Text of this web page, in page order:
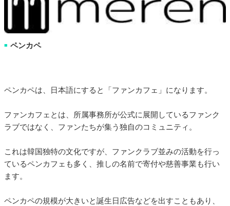
■ ペンカペ
ペンカペは、日本語にすると「ファンカフェ」になります。
ファンカフェとは、所属事務所が公式に展開しているファンク
ラブではなく、ファンたちが集う独自のコミュニティ。
これは韓国独特の文化ですが、ファンクラブ並みの活動を行っ
ているペンカフェも多く、推しの名前で寄付や慈善事業も行い
ます。
ペンカペの規模が大きいと誕生日広告などを出すこともあり、